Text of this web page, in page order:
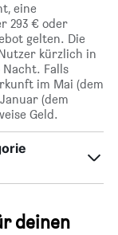
eine
293 € oder
gelten. Die
kürzlich in
Nacht. Falls
im Mai (dem
(dem
Geld.
deinen